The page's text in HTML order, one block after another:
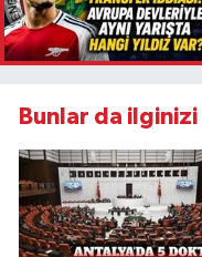
Bunlar da